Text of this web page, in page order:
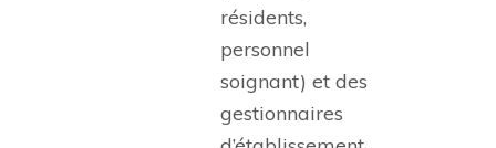
résidents,
personnel
soignant) et des
gestionnaires